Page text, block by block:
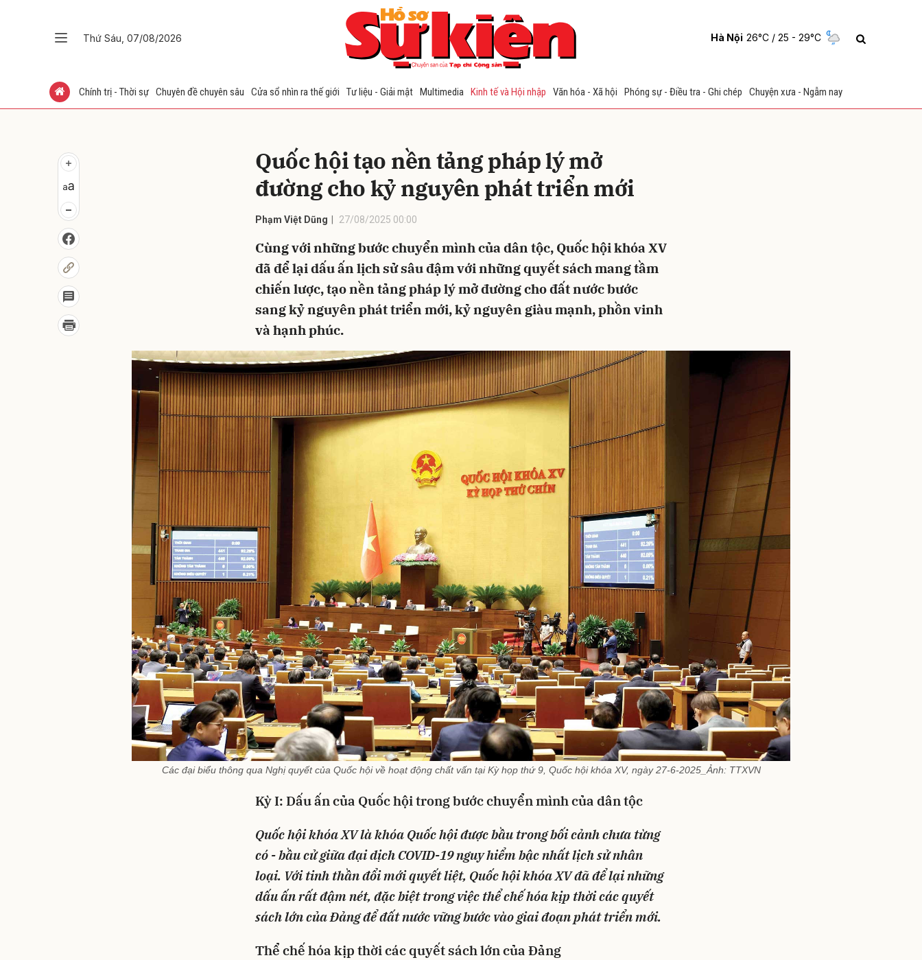
Thứ Sáu, 07/08/2026 Hà Nội 26°C / 25 - 29°C
Chính trị - Thời sự Chuyên đề chuyên sâu Cửa sổ nhìn ra thế giới Tư liệu - Giải mật Multimedia Kinh tế và Hội nhập Văn hóa - Xã hội Phóng sự - Điều tra - Ghi chép Chuyện xưa - Ngẫm nay
Quốc hội tạo nền tảng pháp lý mở
đường cho kỷ nguyên phát triển mới
Phạm Việt Dũng 27/08/2025 00:00
Cùng với những bước chuyển mình của dân tộc, Quốc hội khóa XV
đã để lại dấu ấn lịch sử sâu đậm với những quyết sách mang tầm
chiến lược, tạo nền tảng pháp lý mở đường cho đất nước bước
sang kỷ nguyên phát triển mới, kỷ nguyên giàu mạnh, phồn vinh
và hạnh phúc.
Các đại biểu thông qua Nghị quyết của Quốc hội về hoạt động chất vấn tại Kỳ họp thứ 9, Quốc hội khóa XV, ngày 27-6-2025_Ảnh: TTXVN
Kỳ I: Dấu ấn của Quốc hội trong bước chuyển mình của dân tộc
Quốc hội khóa XV là khóa Quốc hội được bầu trong bối cảnh chưa từng
có - bầu cử giữa đại dịch COVID-19 nguy hiểm bậc nhất lịch sử nhân
loại. Với tinh thần đổi mới quyết liệt, Quốc hội khóa XV đã để lại những
dấu ấn rất đậm nét, đặc biệt trong việc thể chế hóa kịp thời các quyết
sách lớn của Đảng để đất nước vững bước vào giai đoạn phát triển mới.
Thể chế hóa kịp thời các quyết sách lớn của Đảng